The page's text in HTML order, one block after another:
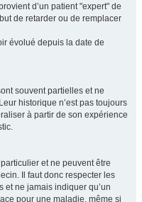
d’un patient "expert" de
de retarder ou de remplacer
évolué depuis la date de
souvent partielles et ne
historique n’est pas toujours
à partir de son expérience
et ne peuvent être
Il faut donc respecter les
et ne jamais indiquer qu’un
pour une maladie, même si